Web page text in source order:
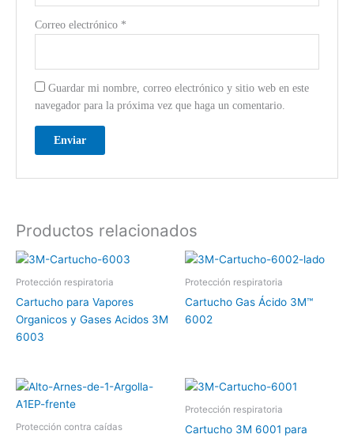
Correo electrónico *
Guardar mi nombre, correo electrónico y sitio web en este
navegador para la próxima vez que haga un comentario.
Productos relacionados
Protección respiratoria
Cartucho para Vapores
Organicos y Gases Acidos 3M
6003
Protección respiratoria
Cartucho Gas Ácido 3M™
6002
Protección contra caídas
Protección respiratoria
Cartucho 3M 6001 para